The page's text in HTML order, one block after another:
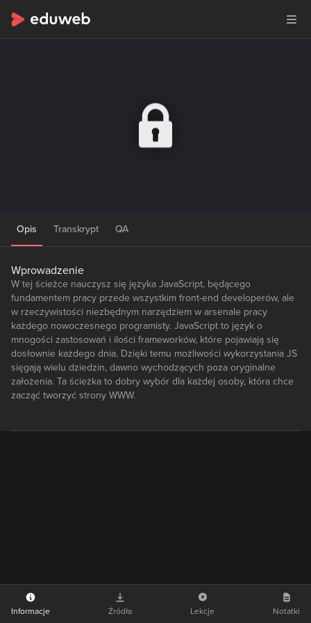
Opis Transkrypt QA
Wprowadzenie
W tej ścieżce nauczysz się języka JavaScript, będącego
fundamentem pracy przede wszystkim front-end developerów, ale
w rzeczywistości niezbędnym narzędziem w arsenale pracy
każdego nowoczesnego programisty. JavaScript to język o
mnogości zastosowań i ilości frameworków, które pojawiają się
dosłownie każdego dnia. Dzięki temu możliwości wykorzystania JS
sięgają wielu dziedzin, dawno wychodzących poza oryginalne
założenia. Ta ścieżka to dobry wybór dla każdej osoby, która chce
zacząć tworzyć strony WWW.
Informacje Źródła Lekcje Notatki